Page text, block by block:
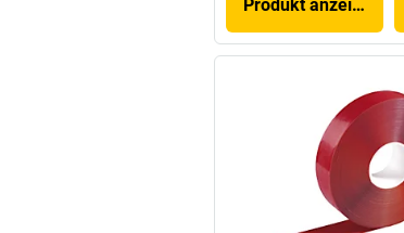
Produkt anzeigen